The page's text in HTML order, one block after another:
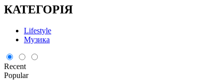
КАТЕГОРІЯ
Lifestyle
Музика
Recent
Popular